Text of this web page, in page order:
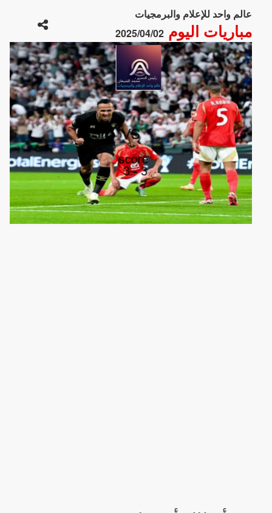
عالم واحد للإعلام والبرمجيات
مباريات اليوم2025/04/02